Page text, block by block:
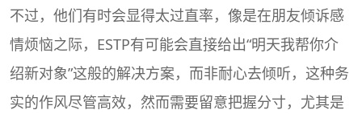
不过，他们有时会显得太过直率，像是在朋友倾诉感
情烦恼之际，ESTP有可能会直接给出“明天我帮你介
绍新对象”这般的解决方案，而非耐心去倾听，这种务
实的作风尽管高效，然而需要留意把握分寸，尤其是